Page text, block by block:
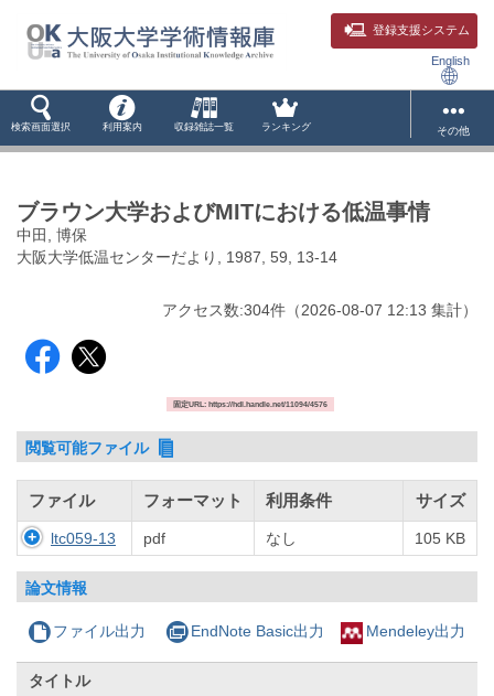
登録支援システム
English
検索画面選択 利用案内 収録雑誌一覧 ランキング その他
ブラウン大学およびMITにおける低温事情
中田, 博保
大阪大学低温センターだより, 1987, 59, 13-14
アクセス数:304件 （2026-08-07 12:13 集計）
固定URL: https://hdl.handle.net/11094/4576
閲覧可能ファイル
ファイル フォーマット 利用条件 サイズ
ltc059-13 pdf なし 105 KB
論文情報
ファイル出力 EndNote Basic出力 Mendeley出力
タイトル